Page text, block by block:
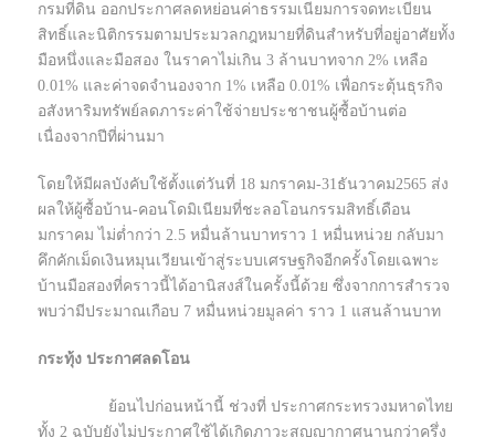
กรมที่ดิน ออกประกาศลดหย่อนค่าธรรมเนียมการจดทะเบียน
สิทธิ์และนิติกรรมตามประมวลกฎหมายที่ดินสำหรับที่อยู่อาศัยทั้ง
มือหนึ่งและมือสอง ในราคาไม่เกิน 3 ล้านบาทจาก 2% เหลือ
0.01% และค่าจดจำนองจาก 1% เหลือ 0.01% เพื่อกระตุ้นธุรกิจ
อสังหาริมทรัพย์ลดภาระค่าใช้จ่ายประชาชนผู้ซื้อบ้านต่อ
เนื่องจากปีที่ผ่านมา
โดยให้มีผลบังคับใช้ตั้งแต่วันที่ 18 มกราคม-31ธันวาคม2565 ส่ง
ผลให้ผู้ซื้อบ้าน-คอนโดมิเนียมที่ชะลอโอนกรรมสิทธิ์เดือน
มกราคม ไม่ต่ำกว่า 2.5 หมื่นล้านบาทราว 1 หมื่นหน่วย กลับมา
คึกคักเม็ดเงินหมุนเวียนเข้าสู่ระบบเศรษฐกิจอีกครั้งโดยเฉพาะ
บ้านมือสองที่คราวนี้ได้อานิสงส์ในครั้งนี้ด้วย ซึ่งจากการสำรวจ
พบว่ามีประมาณเกือบ 7 หมื่นหน่วยมูลค่า ราว 1 แสนล้านบาท
กระทุ้ง ประกาศลดโอน
ย้อนไปก่อนหน้านี้ ช่วงที่ ประกาศกระทรวงมหาดไทย
ทั้ง 2 ฉบับยังไม่ประกาศใช้ได้เกิดภาวะสูญญากาศนานกว่าครึ่ง